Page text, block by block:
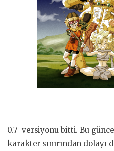
0.7 versiyonu bitti. Bu
karakter sınırından dolayı